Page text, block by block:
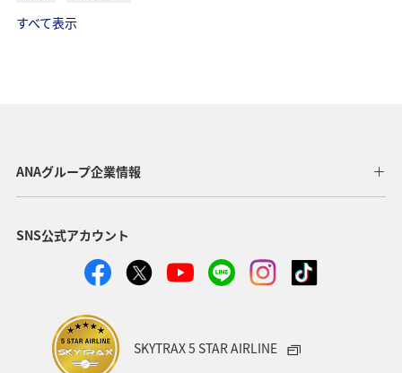
ご用意する飲み物やお食事をお楽しみいただけます。
ラウンジのご利用には条件がございます。対象となるお客
ンジ情報をご確認ください。
すべて表示
ANAグループ企業情報
SNS公式アカウント
SKYTRAX 5 STAR AIRLINE